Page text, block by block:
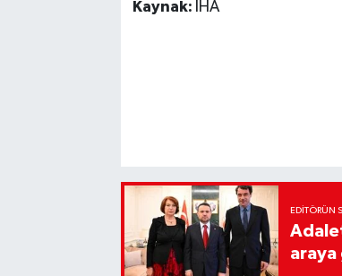
Kaynak: İHA
EDITÖRÜN
araya